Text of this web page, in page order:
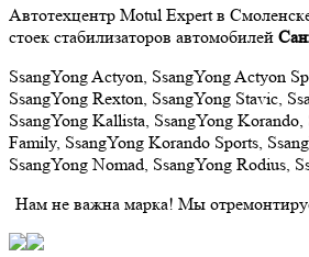
Автотехцентр Motul Expert в
стоек стабилизаторов автомобилей
SsangYong Actyon, SsangYong Actyon
SsangYong Rexton, SsangYong Stavic,
SsangYong Kallista, SsangYong
Family, SsangYong Korando Sports,
SsangYong Nomad, SsangYong Rodius,
Нам не важна марка! Мы